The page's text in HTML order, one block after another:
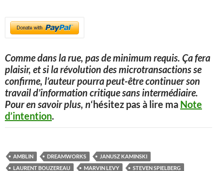
Comme dans la rue, pas de minimum requis. Ça fera
plaisir, et si la révolution des microtransactions se
confirme, l’auteur pourra peut-être continuer son
travail d’information critique sans intermédiaire.
Pour en savoir plus, n‘hésitez pas à lire ma Note
d’intention.
AMBLIN DREAMWORKS
JANUSZ KAMINSKI
LAURENT BOUZEREAU
MARVIN LEVY STEVEN SPIELBERG